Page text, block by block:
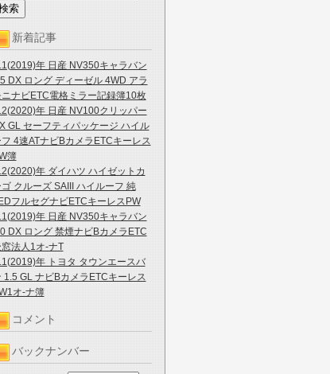
新着記事
年 日産 NV350キャラバン
DX ロング ディーゼル 4WD アラ
ニナビETC電格ミラー記録簿10枚
年 日産 NV100クリッパー
GL セーフティパッケージ ハイル
フ 4速ATナビBカメラETCキーレス
簿
年 ダイハツ ハイゼットカ
ゴ クルーズ SAIII ハイルーフ 純
フルセグナビETCキーレスPW
年 日産 NV350キャラバン
DX ロング 禁煙ナビBカメラETC
法人1オ-ナT
年 トヨタ タウンエースバ
1.5 GL ナビBカメラETCキーレス
オ-ナ簿
コメント
バックナンバー